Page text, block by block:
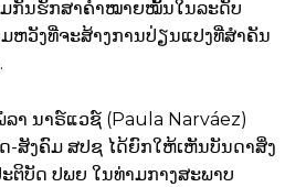
ມກັນຮັກສາຄໍາໝາຍໝັ້ນໃນລະດັບ
ຫວັງທີ່ຈະສ້າງການປ່ຽນແປງທີ່ສໍາຄັນ
າ ນາຣ໌ແວຊ໌ (Paula Narváez)
-ສັງຄົມ ສປຊ ໄດ້ຍົກໃຫ້ເຫັນບັນດາສິ່ງ
ຕິບັດ ປພຍ ໃນທ່າມກາງສະພາບ